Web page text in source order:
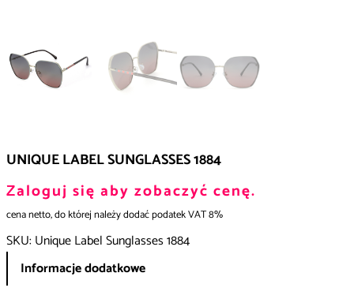
UNIQUE LABEL SUNGLASSES 1884
Zaloguj się aby zobaczyć cenę.
cena netto, do której należy dodać podatek VAT 8%
SKU: Unique Label Sunglasses 1884
Informacje dodatkowe